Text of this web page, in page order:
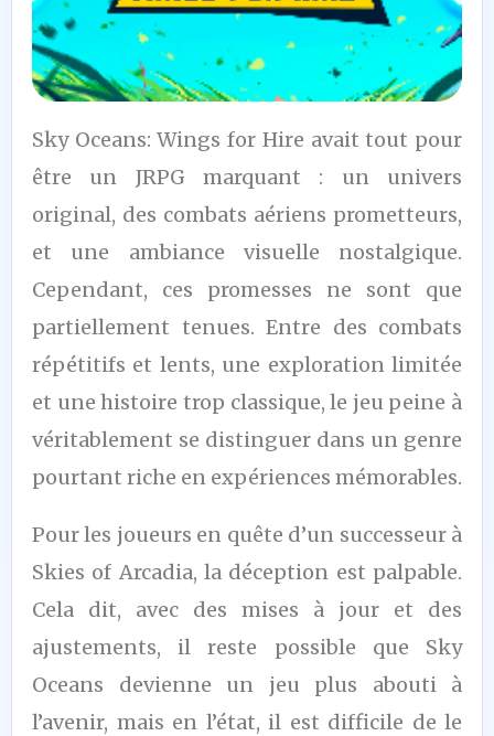
4
/10
Sky Oceans: Wings for Hire avait tout pour
être un JRPG marquant : un univers
original, des combats aériens prometteurs,
et une ambiance visuelle nostalgique.
Cependant, ces promesses ne sont que
partiellement tenues. Entre des combats
répétitifs et lents, une exploration limitée
et une histoire trop classique, le jeu peine à
véritablement se distinguer dans un genre
pourtant riche en expériences mémorables.
Pour les joueurs en quête d’un successeur à
Skies of Arcadia, la déception est palpable.
Cela dit, avec des mises à jour et des
ajustements, il reste possible que Sky
Oceans devienne un jeu plus abouti à
l’avenir, mais en l’état, il est difficile de le